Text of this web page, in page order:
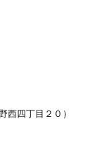
西四丁目２０）